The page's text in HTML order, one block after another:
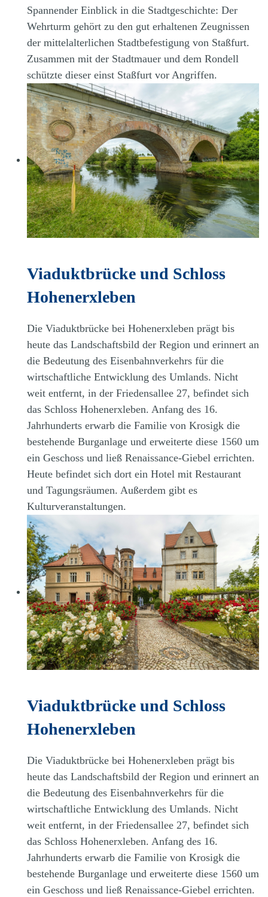
Spannender Einblick in die Stadtgeschichte: Der
Wehrturm gehört zu den gut erhaltenen Zeugnissen
der mittelalterlichen Stadtbefestigung von Staßfurt.
Zusammen mit der Stadtmauer und dem Rondell
schützte dieser einst Staßfurt vor Angriffen.
Viaduktbrücke und Schloss
Hohenerxleben
Die Viaduktbrücke bei Hohenerxleben prägt bis
heute das Landschaftsbild der Region und erinnert an
die Bedeutung des Eisenbahnverkehrs für die
wirtschaftliche Entwicklung des Umlands. Nicht
weit entfernt, in der Friedensallee 27, befindet sich
das Schloss Hohenerxleben. Anfang des 16.
Jahrhunderts erwarb die Familie von Krosigk die
bestehende Burganlage und erweiterte diese 1560 um
ein Geschoss und ließ Renaissance-Giebel errichten.
Heute befindet sich dort ein Hotel mit Restaurant
und Tagungsräumen. Außerdem gibt es
Kulturveranstaltungen.
Viaduktbrücke und Schloss
Hohenerxleben
Die Viaduktbrücke bei Hohenerxleben prägt bis
heute das Landschaftsbild der Region und erinnert an
die Bedeutung des Eisenbahnverkehrs für die
wirtschaftliche Entwicklung des Umlands. Nicht
weit entfernt, in der Friedensallee 27, befindet sich
das Schloss Hohenerxleben. Anfang des 16.
Jahrhunderts erwarb die Familie von Krosigk die
bestehende Burganlage und erweiterte diese 1560 um
ein Geschoss und ließ Renaissance-Giebel errichten.